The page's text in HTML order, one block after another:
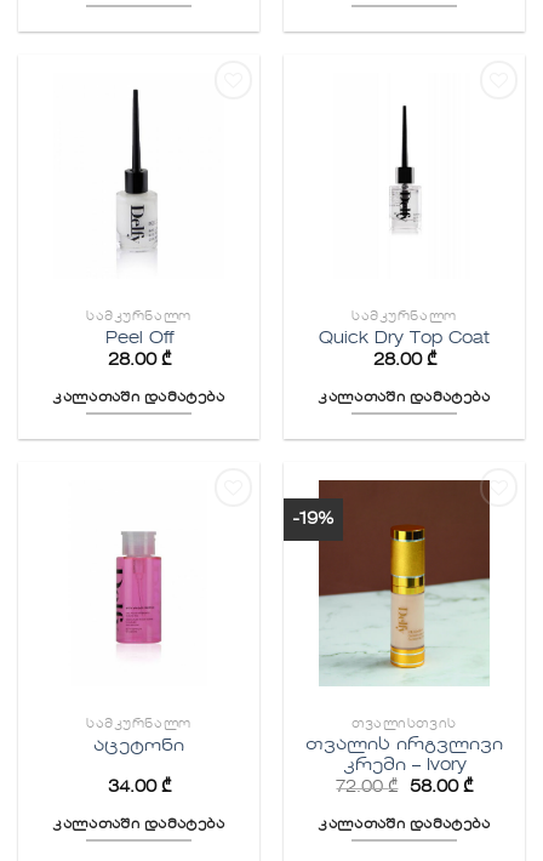
ᲡᲐᲛᲙᲣᲠᲜᲐᲚᲝ
Peel Off
28.00 ₾
კალათაში დამატება
სურვილების
ᲡᲐᲛᲙᲣᲠᲜᲐᲚᲝ
Quick Dry Top Coat
28.00 ₾
კალათაში დამატება
დამატება
ᲡᲐᲛᲙᲣᲠᲜᲐᲚᲝ
აცეტონი
34.00 ₾
კალათაში დამატება
-19%
სურვილების
ᲗᲕᲐᲚᲘᲡᲗᲕᲘᲡ
თვალის ირგვლივი
კრემი – Ivory
72.00₾ 58.00 ₾
კალათაში დამატება